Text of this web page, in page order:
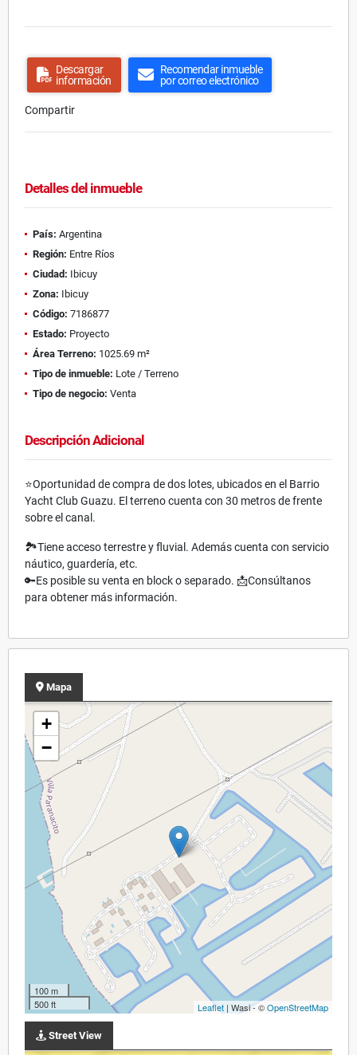
Descargar
información
Recomendar inmueble
por correo electrónico
Compartir
Detalles del inmueble
País: Argentina
Región: Entre Ríos
Ciudad: Ibicuy
Zona: Ibicuy
Código: 7186877
Estado: Proyecto
Área Terreno: 1025.69 m²
Tipo de inmueble: Lote / Terreno
Tipo de negocio: Venta
Descripción Adicional
⭐️Oportunidad de compra de dos lotes, ubicados en el Barrio
Yacht Club Guazu. El terreno cuenta con 30 metros de frente
sobre el canal.
🏞️Tiene acceso terrestre y fluvial. Además cuenta con servicio
náutico, guardería, etc.
🔑Es posible su venta en block o separado. 📩Consúltanos
para obtener más información.
Mapa
+
−
100 m
500 ft
Leaflet | Wasi - ©OpenStreetMap
Street View